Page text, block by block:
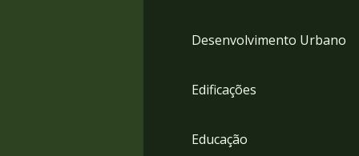
Desenvolvimento Urbano
Edificações
Educação